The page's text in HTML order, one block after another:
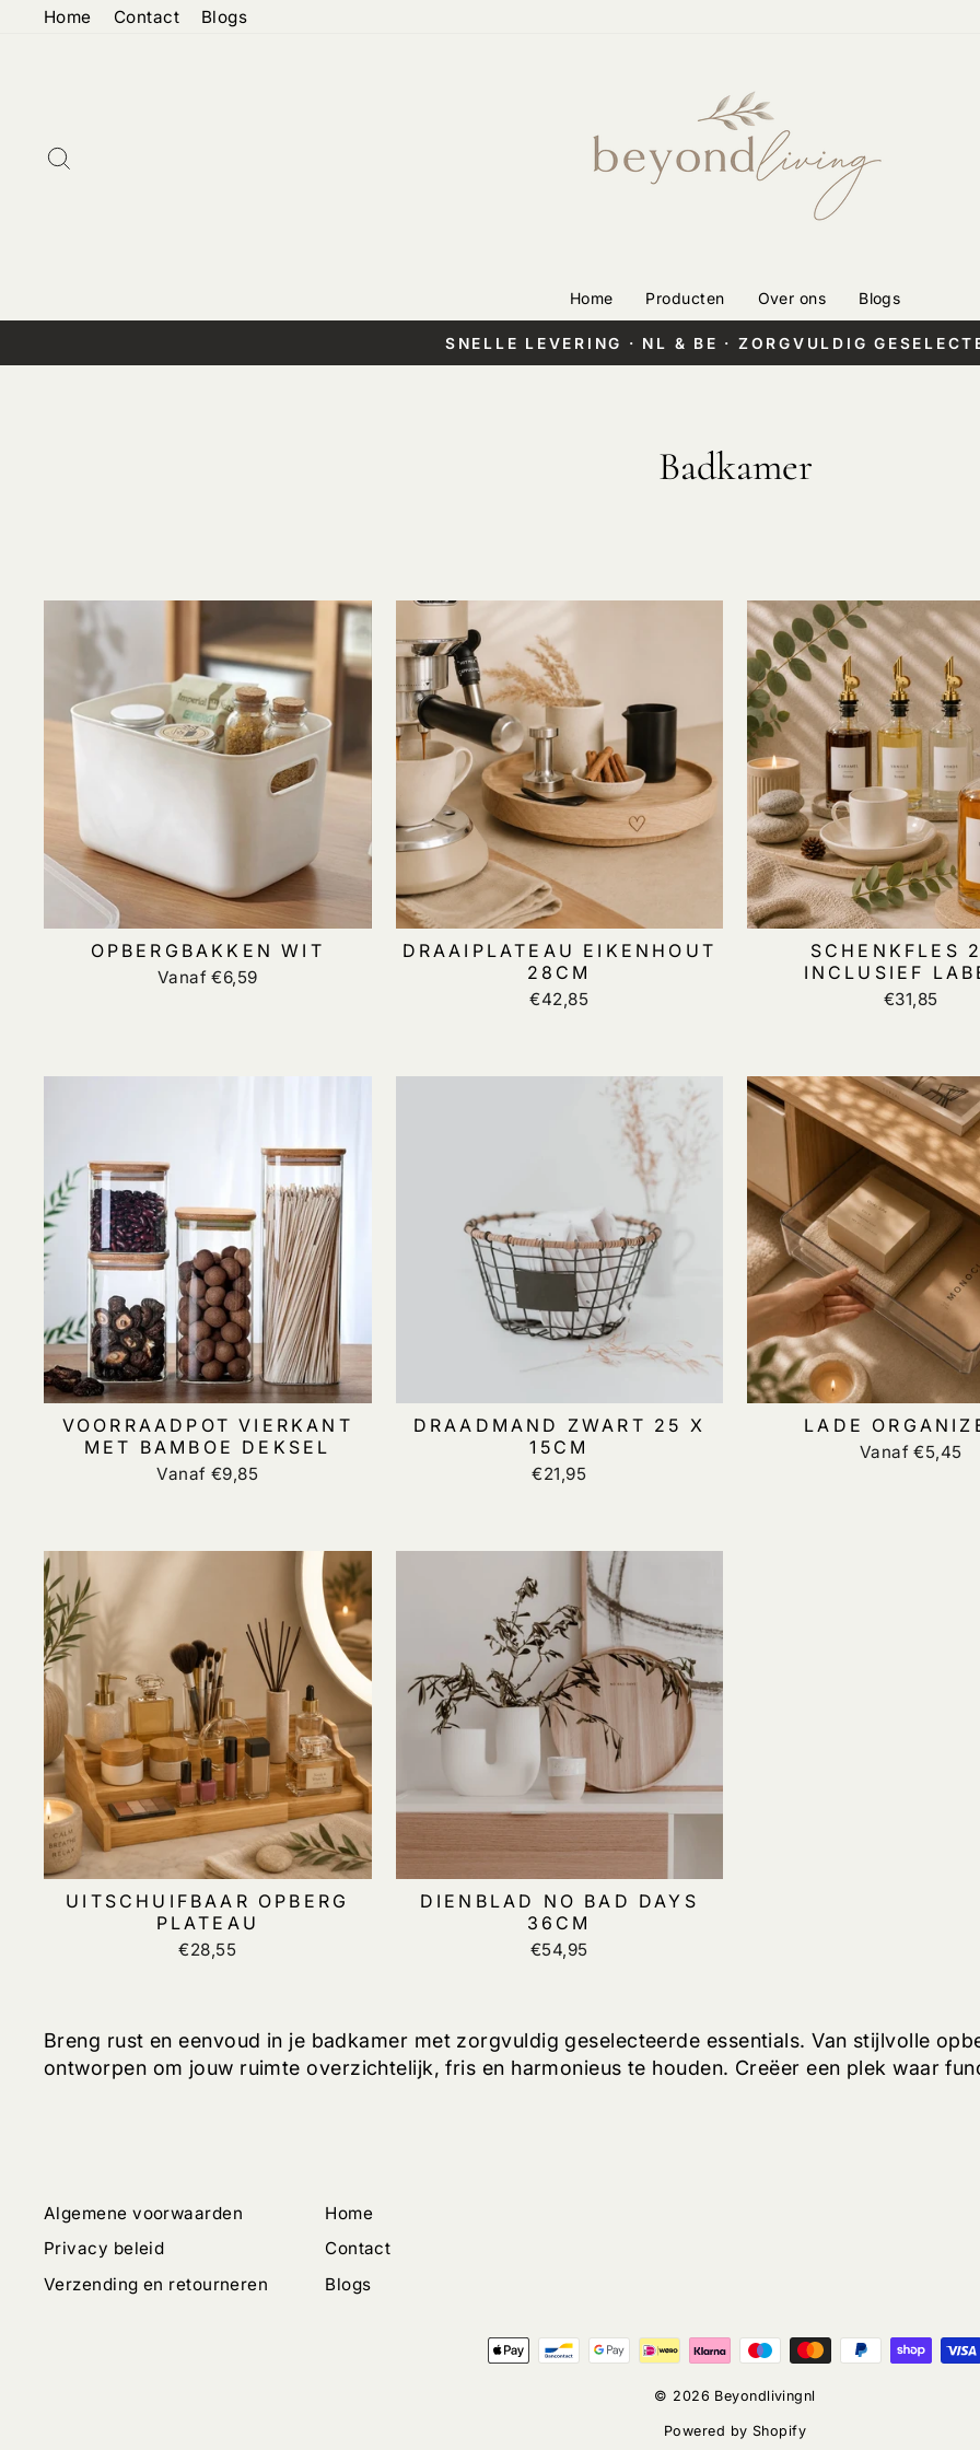
Doorgaan
Home Contact Blogs
Home Producten Over ons Blogs
SNELLE LEVERING · NL & BE · ZORGVULDIG
Badkamer
OPBERGBAKKEN WIT
Vanaf €6,59
DRAAIPLATEAU EIKENHOUT
28CM
€42,85
SCHENKFLES
INCLUSIEF
€31,85
VOORRAADPOT VIERKANT
MET BAMBOE DEKSEL
Vanaf €9,85
DRAADMAND ZWART 25 X
15CM
€21,95
LADE
Vanaf €5,45
UITSCHUIFBAAR OPBERG
PLATEAU
€28,55
DIENBLAD NO BAD DAYS
36CM
€54,95
Breng rust en eenvoud in je badkamer met zorgvuldig geselecteerde essentials. Van stijlvolle
ontworpen om jouw ruimte overzichtelijk, fris en harmonieus te houden. Creëer een plek waar
Algemene voorwaarden
Privacy beleid
Verzending en retourneren
Home
Contact
Blogs
© 2026 Beyondlivingnl
Powered by Shopify